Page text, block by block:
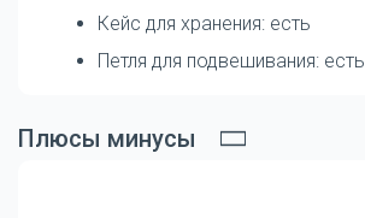
Кейс для хранения: есть
Петля для подвешивания: есть
Плюсы минусы